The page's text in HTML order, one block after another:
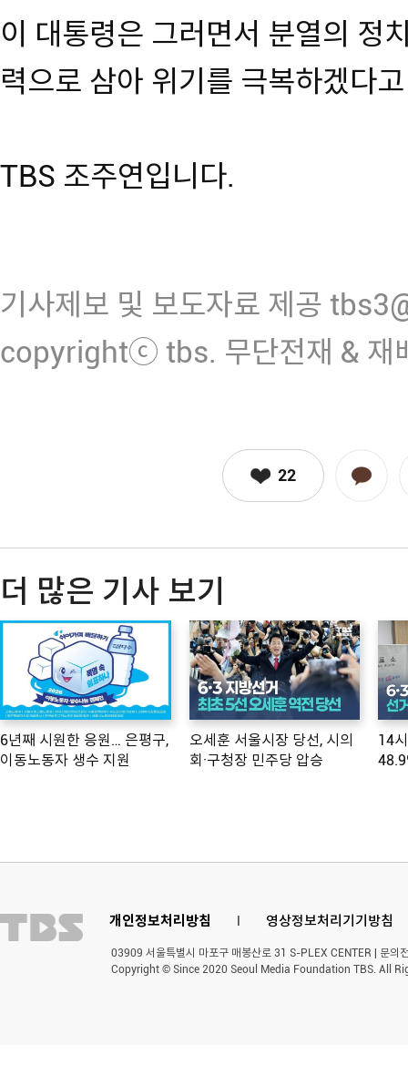
이 대통령은 그러면서 분열의 정
력으로 삼아 위기를 극복하겠다
TBS 조주연입니다.
기사제보 및 보도자료 제공
copyrightⓒ tbs. 무단전재 & 재
22
더 많은 기사 보기
6년째 시원한 응원… 은평구,
이동노동자 생수 지원
오세훈 서울시장 당선, 시의
회·구청장 민주당 압승
14
개인정보처리방침 l 영상정보처리기기방침
03909 서울특별시 마포구 매봉산로 31 S-PLEX CENTER | 문
Copyright © Since 2020 Seoul Media Foundation TBS. All